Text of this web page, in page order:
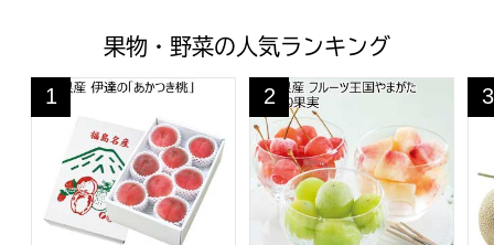
果物・野菜の人気ランキング
福島県産 伊達の「あかつき桃」(お届け期間：7/16〜8/
1
位
山形県産 フルーツ王国やま
2
位 3
位